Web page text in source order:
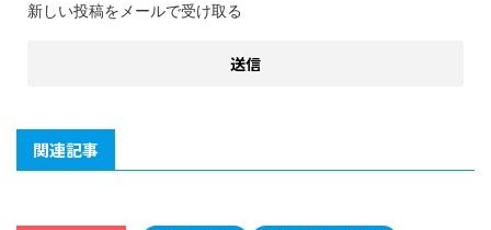
新しい投稿をメールで受け取る
関連記事